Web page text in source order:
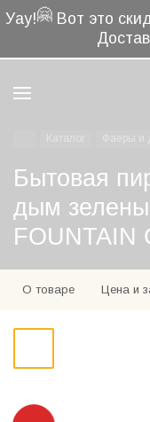
Уау!🤗 Вот это
Бытовая
дым
FOUNTAIN
О товаре Цена и